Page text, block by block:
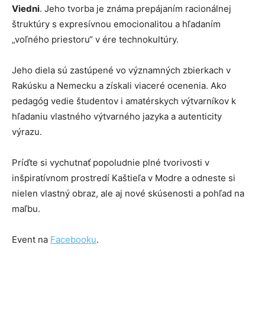
Viedni. Jeho tvorba je známa prepájaním racionálnej
štruktúry s expresívnou emocionalitou a hľadaním
„voľného priestoru“ v ére technokultúry.
Jeho diela sú zastúpené vo významných zbierkach v
Rakúsku a Nemecku a získali viaceré ocenenia. Ako
pedagóg vedie študentov i amatérskych výtvarníkov k
hľadaniu vlastného výtvarného jazyka a autenticity
výrazu.
Príďte si vychutnať popoludnie plné tvorivosti v
inšpiratívnom prostredí Kaštieľa v Modre a odneste si
nielen vlastný obraz, ale aj nové skúsenosti a pohľad na
maľbu.
Event na Facebooku.